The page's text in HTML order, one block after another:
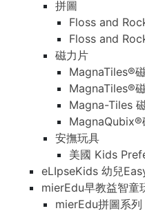
拼圖
Floss and
Floss and
磁力片
MagnaTiles®
MagnaTiles®
Magna-Tiles
MagnaQubix®
安撫玩具
美國 Kids
eLIpseKids 幼兒
mierEdu早教益智童
mierEdu拼圖系列